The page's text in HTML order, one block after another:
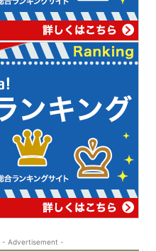
- Advertisement -